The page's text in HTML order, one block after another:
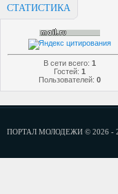
СТАТИСТИКА
В сети всего: 1
Гостей: 1
Пользователей: 0
ПОРТАЛ МОЛОДЕЖИ © 2026 -